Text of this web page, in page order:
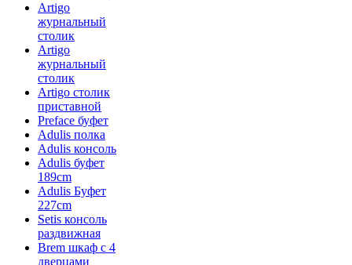
Artigo
журнальный
столик
Artigo
журнальный
столик
Artigo столик
приставной
Preface буфет
Adulis полка
Adulis консоль
Adulis буфет
189cm
Adulis Буфет
227cm
Setis консоль
раздвижная
Brem шкаф с 4
дверцами